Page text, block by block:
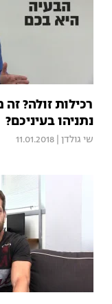
רכילות זולה?
נתניהו בעיניכם?
שי גולדן 11.01.2018